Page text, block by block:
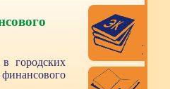
городских